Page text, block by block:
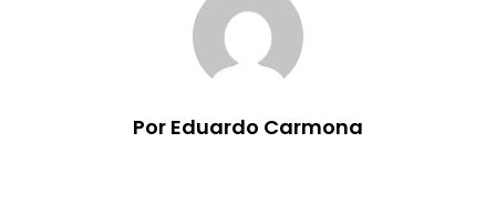
Por Eduardo Carmona